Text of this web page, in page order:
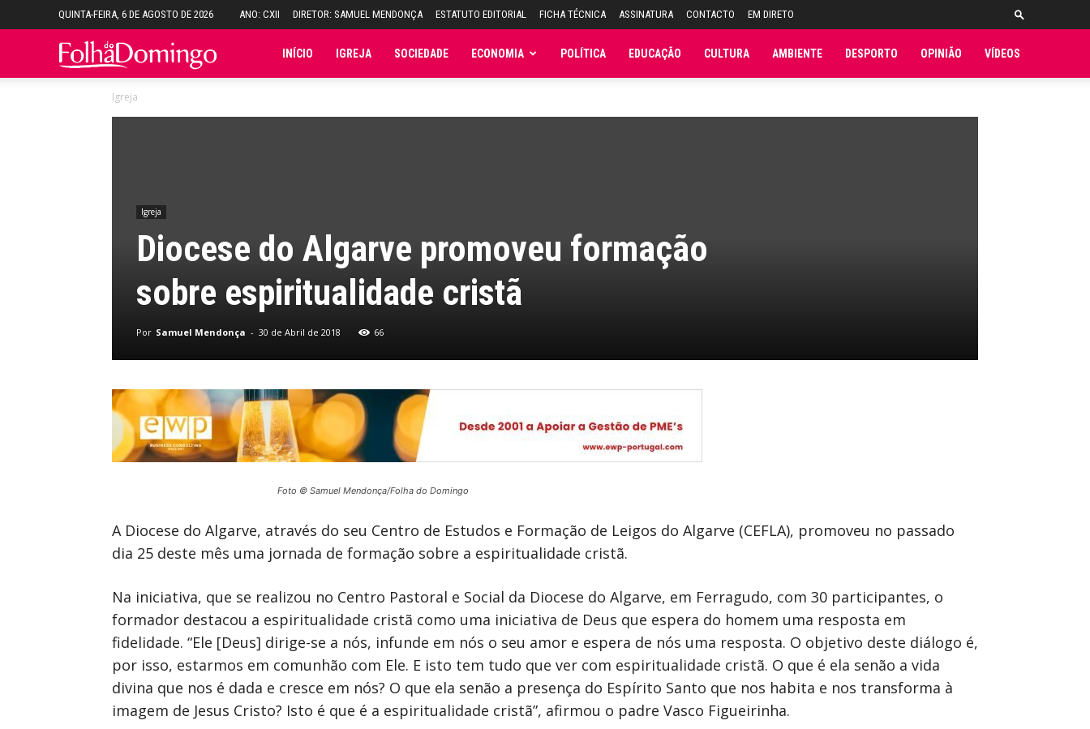
QUINTA-FEIRA, 6 DE AGOSTO DE 2026 ANO: CXII DIRETOR: SAMUEL MENDONÇA ESTATUTO EDITORIAL FICHA TÉCNICA ASSINATURA CONTACTO EM DIRETO
Folha INÍCIO IGREJA SOCIEDADE ECONOMIA POLÍTICA EDUCAÇÃO CULTURA AMBIENTE DESPORTO OPINIÃO VÍDEOS
Igreja
Igreja
Diocese do Algarve promoveu formação
sobre espiritualidade cristã
Por Samuel Mendonça - 30 de Abril de 2018 66
Foto © Samuel Mendonça/Folha do Domingo
A Diocese do Algarve, através do seu Centro de Estudos e Formação de Leigos do Algarve (CEFLA), promoveu no passado
dia 25 deste mês uma jornada de formação sobre a espiritualidade cristã.
Na iniciativa, que se realizou no Centro Pastoral e Social da Diocese do Algarve, em Ferragudo, com 30 participantes, o
formador destacou a espiritualidade cristã como uma iniciativa de Deus que espera do homem uma resposta em
fidelidade. “Ele [Deus] dirige-se a nós, infunde em nós o seu amor e espera de nós uma resposta. O objetivo deste diálogo é,
por isso, estarmos em comunhão com Ele. E isto tem tudo que ver com espiritualidade cristã. O que é ela senão a vida
divina que nos é dada e cresce em nós? O que ela senão a presença do Espírito Santo que nos habita e nos transforma à
imagem de Jesus Cristo? Isto é que é a espiritualidade cristã”, afirmou o padre Vasco Figueirinha.